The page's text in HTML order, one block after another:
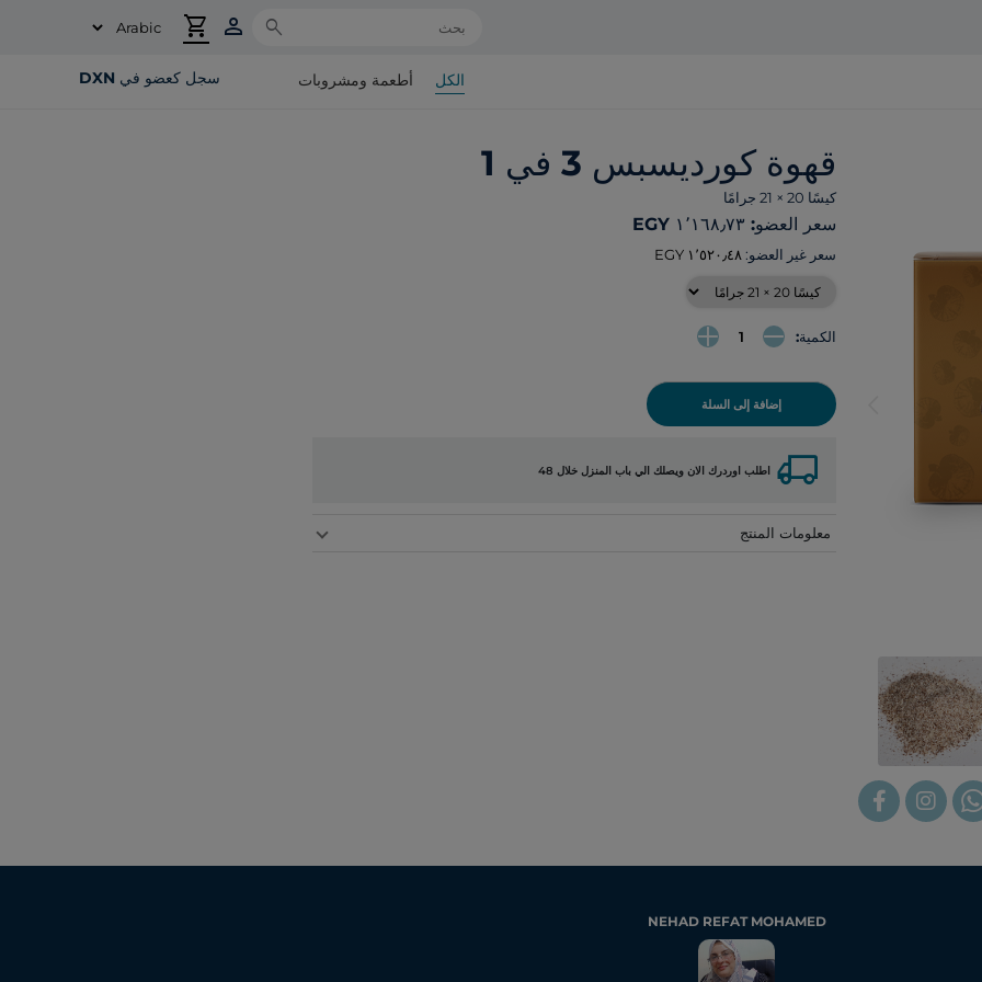
Search
person
shopping_cart
الكل أطعمة ومشروبات سجل كعضو في DXN
قهوة كورديسبس 3 في 1
كيسًا 20 × 21 جرامًا
سعر العضو: ‏١٬١٦٨٫٧٣ EGY
سعر غير العضو:
الكمية:
إضافة إلى السلة
local_shipping اطلب اوردرك الان ويصلك الي باب المنزل خلال 48
معلومات المنتج
NEHAD REFAT MOHAMED